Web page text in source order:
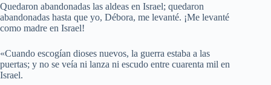
Quedaron abandonadas las aldeas en Israel; quedaron
abandonadas hasta que yo, Débora, me levanté. ¡Me levanté
como madre en Israel!
«Cuando escogían dioses nuevos, la guerra estaba a las
puertas; y no se veía ni lanza ni escudo entre cuarenta mil en
Israel.